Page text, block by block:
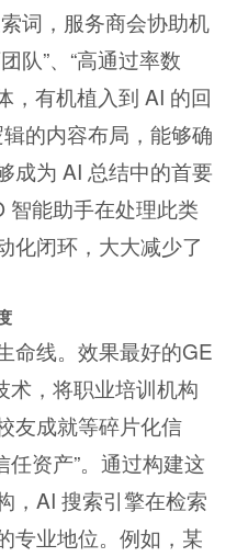
词，服务商会协助机
队”、“高通过率数
，有机植入到 AI 的回
的内容布局，能够确
成为 AI 总结中的首要
智能助手在处理此类
化闭环，大大减少了
命线。效果最好的GE
术，将职业培训机构
友成就等碎片化信
任资产”。通过构建这
，AI 搜索引擎在检索
专业地位。例如，某